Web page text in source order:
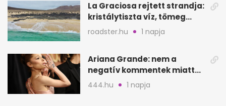
La Graciosa rejtett strandja:
kristálytiszta víz, tömeg
nélkül
roadster.hu 1 napja
Ariana Grande: nem a
negatív kommentek miatt
vonul vissza
444.hu 1 napja